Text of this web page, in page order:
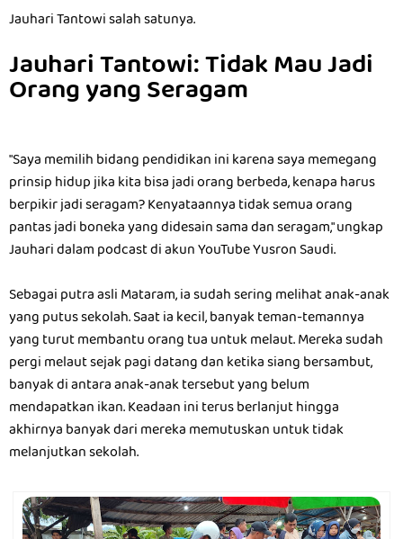
Jauhari Tantowi salah satunya.
Jauhari Tantowi: Tidak Mau Jadi
Orang yang Seragam
"Saya memilih bidang pendidikan ini karena saya memegang
prinsip hidup jika kita bisa jadi orang berbeda, kenapa harus
berpikir jadi seragam? Kenyataannya tidak semua orang
pantas jadi boneka yang didesain sama dan seragam," ungkap
Jauhari dalam podcast di akun YouTube Yusron Saudi.
Sebagai putra asli Mataram, ia sudah sering melihat anak-anak
yang putus sekolah. Saat ia kecil, banyak teman-temannya
yang turut membantu orang tua untuk melaut. Mereka sudah
pergi melaut sejak pagi datang dan ketika siang bersambut,
banyak di antara anak-anak tersebut yang belum
mendapatkan ikan. Keadaan ini terus berlanjut hingga
akhirnya banyak dari mereka memutuskan untuk tidak
melanjutkan sekolah.